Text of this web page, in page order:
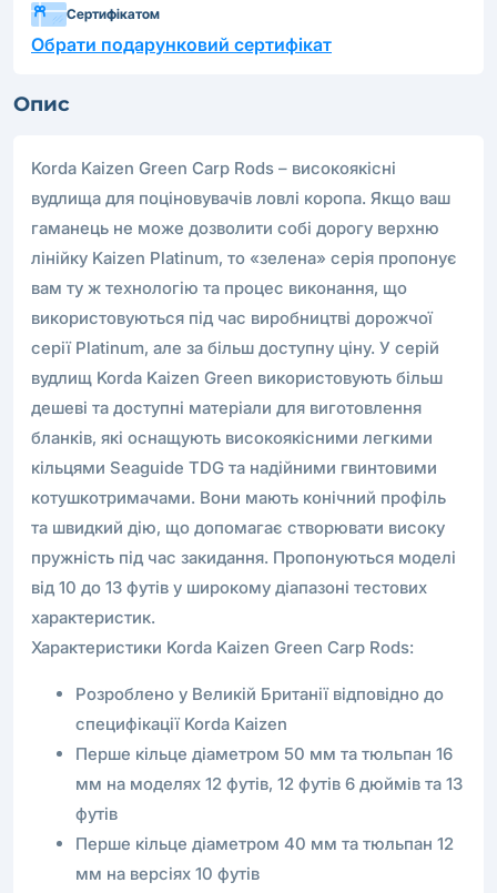
Сертифікатом
Обрати подарунковий сертифікат
Опис
Korda Kaizen Green Carp Rods – високоякісні
вудлища для поціновувачів ловлі коропа. Якщо ваш
гаманець не може дозволити собі дорогу верхню
лінійку Kaizen Platinum, то «зелена» серія пропонує
вам ту ж технологію та процес виконання, що
використовуються під час виробництві дорожчої
серії Platinum, але за більш доступну ціну. У серій
вудлищ Korda Kaizen Green використовують більш
дешеві та доступні матеріали для виготовлення
бланків, які оснащують високоякісними легкими
кільцями Seaguide TDG та надійними гвинтовими
котушкотримачами. Вони мають конічний профіль
та швидкий дію, що допомагає створювати високу
пружність під час закидання. Пропонуються моделі
від 10 до 13 футів у широкому діапазоні тестових
характеристик.
Характеристики Korda Kaizen Green Carp Rods:
Розроблено у Великій Британії відповідно до
специфікації Korda Kaizen
Перше кільце діаметром 50 мм та тюльпан 16
мм на моделях 12 футів, 12 футів 6 дюймів та 13
футів
Перше кільце діаметром 40 мм та тюльпан 12
мм на версіях 10 футів